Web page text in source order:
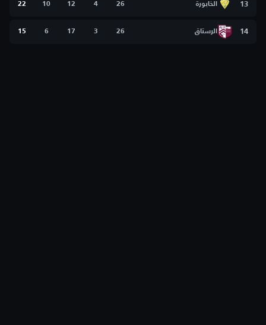
13 الخابورة 26
4
12
10
22
14 الرستاق 26
3
17
6
15